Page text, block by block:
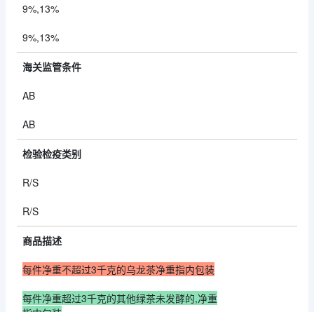
9%,13%
9%,13%
海关监管条件
AB
AB
检验检疫类别
R/S
R/S
商品描述
每件净重不超过3千克的乌龙茶净重指内包装
每件净重超过3千克的其他绿茶未发酵的,净重